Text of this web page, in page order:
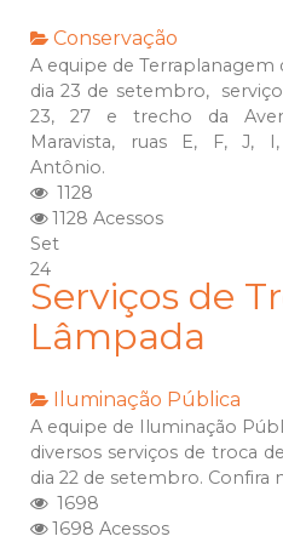
Conservação
A equipe de Terraplanagem
dia 23 de setembro,
23, 27 e trecho da
Maravista, ruas E, F, J,
Antônio.
1128
1128 Acessos
Set
24
Serviços de
Lâmpada
Iluminação Pública
A equipe de Iluminação
diversos serviços de troca
dia 22 de setembro. Confira
1698
1698 Acessos